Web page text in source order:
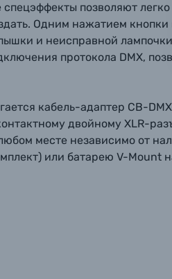
альбомы известных
очки
(Комиссионные товары)
позволяют
Одним нажатием
и неисправной
протокола DMX,
кабель-адаптер CB-
двойному XLR-
месте независимо от
или батарею V-Mount